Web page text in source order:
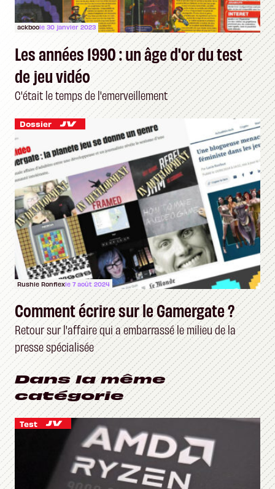
ackboole 30 janvier 2023
Les années 1990 : un âge d'or du test
de jeu vidéo
C'était le temps de l'emerveillement
Dossier
Rushie Ronflexle 7 août 2024
Comment écrire sur le Gamergate ?
Retour sur l'affaire qui a embarrassé le milieu de la
presse spécialisée
Dans la même
catégorie
Test